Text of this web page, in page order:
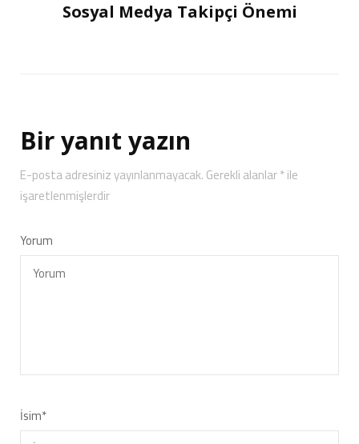
Sosyal Medya Takipçi Önemi
Bir yanıt yazın
E-posta adresiniz yayınlanmayacak.Gerekli alanlar*ile
işaretlenmişlerdir
Yorum
İsim*